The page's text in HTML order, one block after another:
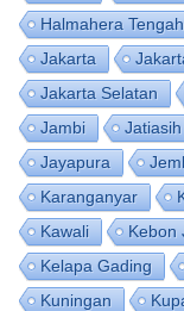
Halmahera Tengah
Jakarta
Jakarta Selatan
Jambi
Jatiasih
Jayapura
Karanganyar
Kawali
Kebon
Kelapa Gading
Kuningan